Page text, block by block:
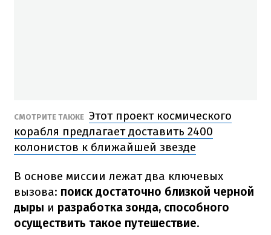
СМОТРИТЕ ТАКЖЕ Этот проект космического
корабля предлагает доставить 2400
колонистов к ближайшей звезде
В основе миссии лежат два ключевых
вызова: поиск достаточно близкой черной
дыры и разработка зонда, способного
осуществить такое путешествие.